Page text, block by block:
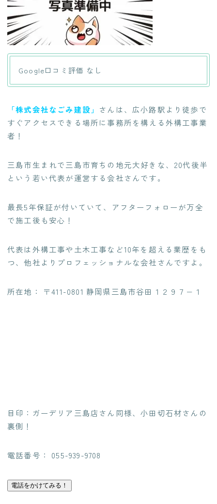
Google口コミ評価 なし
「株式会社なごみ建設」 さんは、広小路駅より徒歩で
すぐアクセスできる場所に事務所を構える外構工事業
者！
三島市生まれで三島市育ちの地元大好きな、20代後半
という若い代表が運営する会社さんです。
最長5年保証が付いていて 、アフターフォローが万全
で施工後も安心！
代表は外構工事や土木工事など10年を超える業歴をも
つ、他社よりプロフェッショナルな会社さんですよ。
所在地： 〒411-0801 静岡県三島市谷田１２９７−１
目印：ガーデリア三島店さん同様、小田切石材さんの
裏側！
電話番号： 055-939-9708
電話をかけてみる！